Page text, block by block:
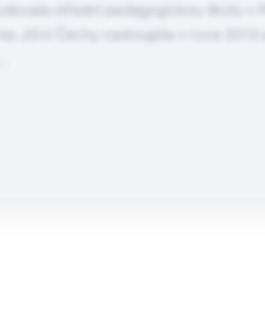
střední pedagogickou školu v